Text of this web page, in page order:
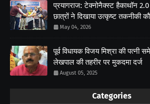
प्रयागराज: टेक्नोनैक्स्ट हैकाथॉन
छात्रों ने दिखाया उत्कृष्ट तकनीकी
May 04, 2026
पूर्व विधायक विजय मिश्रा की पत्नी
लेखपाल की तहरीर पर मुकदमा दर्ज
August 05, 2025
Categories